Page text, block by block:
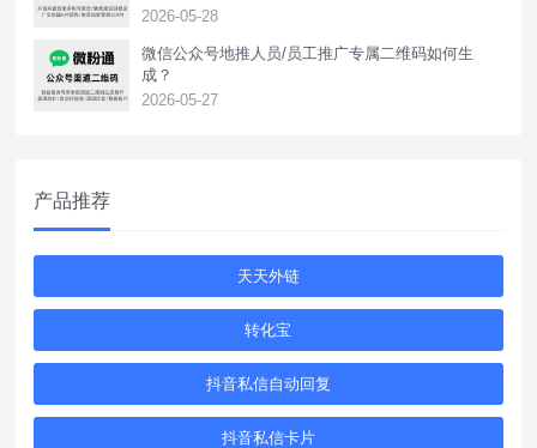
2026-05-28
‌微信公众号地推人员/员工推广专属二维码如何生
成？
2026-05-27
产品推荐
天天外链
转化宝
抖音私信自动回复
抖音私信卡片